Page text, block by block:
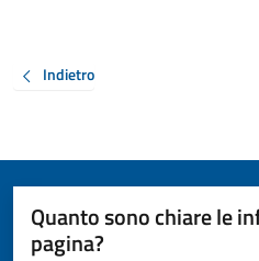
Indietro
Quanto sono chiare le
pagina?